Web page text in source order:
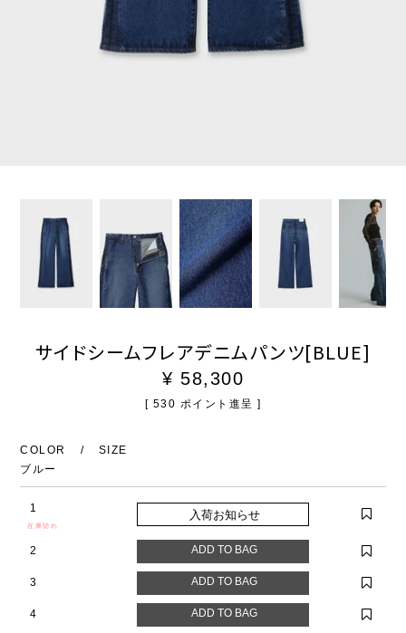
サイドシームフレアデニムパンツ[BLUE]
¥ 58,300
[ 530 ポイント進呈 ]
COLOR
SIZE
ブルー
1
在庫切れ
2
3
4